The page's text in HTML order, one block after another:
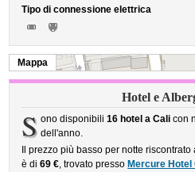
Tipo di connessione elettrica
Mappa
Hotel e
S ono disponibili 16 hotel a Calicon
dell'anno.
Il prezzo più basso per notte
è di69 €, trovato presso Mercure